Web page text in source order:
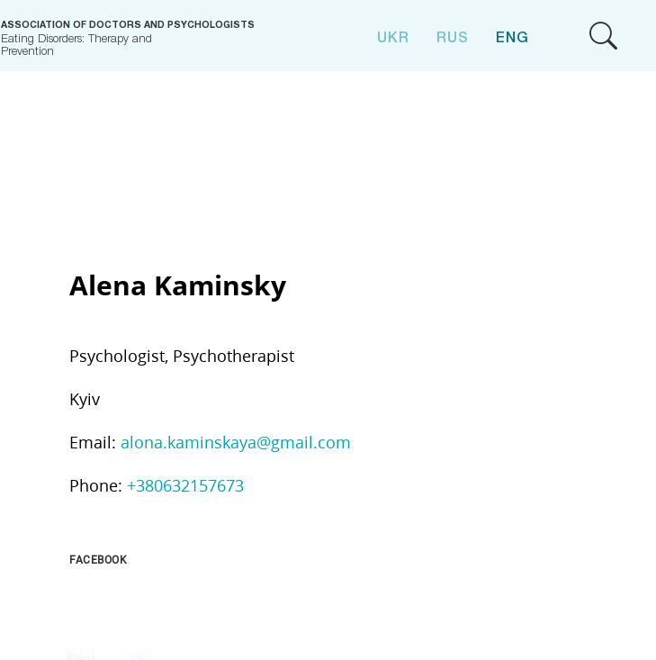
ASSOCIATION OF DOCTORS AND PSYCHOLOGISTS
Eating Disorders: Therapy and
Prevention
UKR RUS ENG
Alena Kaminsky
Psychologist, Psychotherapist
Kyiv
Email: alona.kaminskaya@gmail.com
Phone: +380632157673
FACEBOOK